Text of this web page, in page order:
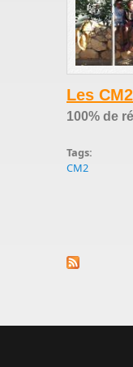
Les
100% de
Tags:
CM2